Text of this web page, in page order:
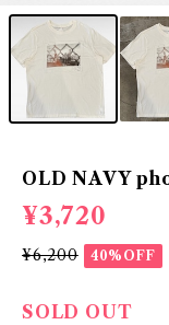
OLD NAVY
¥3,720
¥6,200 40%OFF
SOLD OUT